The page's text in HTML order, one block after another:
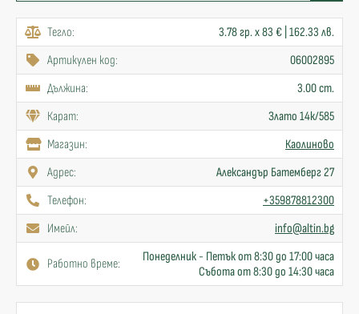
Тегло:
3.78 гр. x 83 € | 162.33 лв.
Артикулен код:
06002895
Дължина:
3.00 cm.
Карат:
Злато 14к/585
Mагазин:
Каолиново
Адрес:
Александър Батемберг 27
Телефон:
+359878812300
Имейл:
info@altin.bg
Работно време:
Понеделник - Петък от 8:30 до 17:00 часа
Събота от 8:30 до 14:30 часа